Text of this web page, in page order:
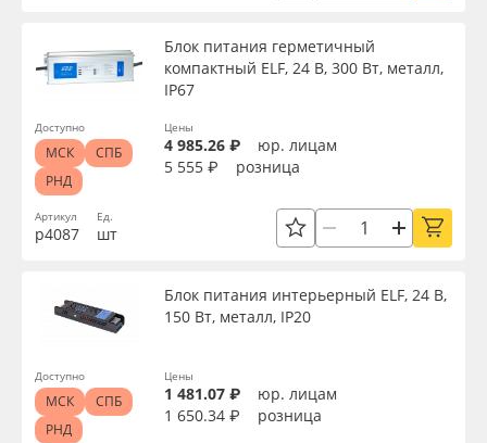
Артикул
р4087
Блок питания герметичный
компактный ELF, 24 В, 300 Вт, металл,
IP67
Ед.
шт
Цены
4 985.26 ₽
юр. лицам
5 555 ₽
розница
Доступно
МСК
СПБ
РНД
Блок питания интерьерный ELF, 24 В,
150 Вт, металл, IP20
Цены
1 481.07 ₽
юр. лицам
1 650.34 ₽
розница
Доступно
МСК
СПБ
РНД